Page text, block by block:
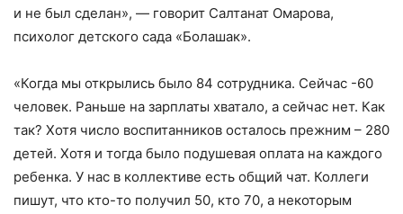
и не был сделан», — говорит Салтанат Омарова,
психолог детского сада «Болашак».
«Когда мы открылись было 84 сотрудника. Сейчас -60
человек. Раньше на зарплаты хватало, а сейчас нет. Как
так? Хотя число воспитанников осталось прежним – 280
детей. Хотя и тогда было подушевая оплата на каждого
ребенка. У нас в коллективе есть общий чат. Коллеги
пишут, что кто-то получил 50, кто 70, а некоторым